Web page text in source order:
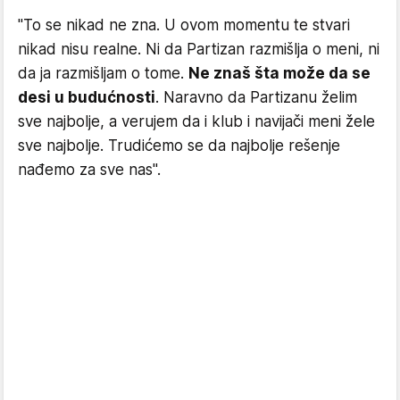
"To se nikad ne zna. U ovom momentu te stvari
nikad nisu realne. Ni da Partizan razmišlja o meni, ni
da ja razmišljam o tome. Ne znaš šta može da se
desi u budućnosti. Naravno da Partizanu želim
sve najbolje, a verujem da i klub i navijači meni žele
sve najbolje. Trudićemo se da najbolje rešenje
nađemo za sve nas".